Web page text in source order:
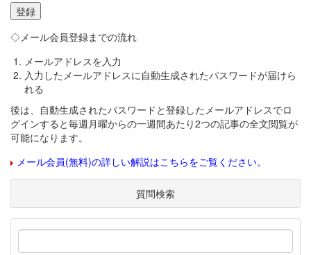
◇メール会員登録までの流れ
メールアドレスを入力
入力したメールアドレスに自動生成されたパスワードが届けら
れる
後は、自動生成されたパスワードと登録したメールアドレスでロ
グインすると毎週月曜からの一週間あたり2つの記事の全文閲覧が
可能になります。
メール会員(無料)の詳しい解説はこちらをご覧ください。
質問検索